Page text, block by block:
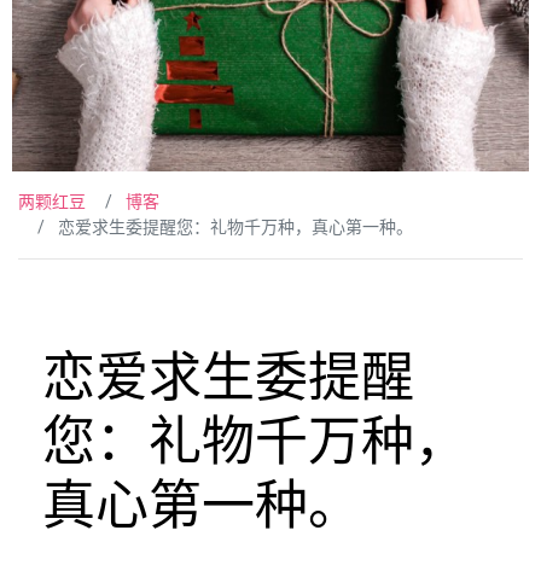
两颗红豆
博客
恋爱求生委提醒您：礼物千万种，真心第一种。
恋爱求生委提醒
您：礼物千万种，
真心第一种。